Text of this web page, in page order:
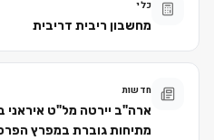
כלי
מחשבון ריבית דריבית
חדשות
ארה"ב יירטה מל"ט איראני
מתיחות גוברת במפרץ